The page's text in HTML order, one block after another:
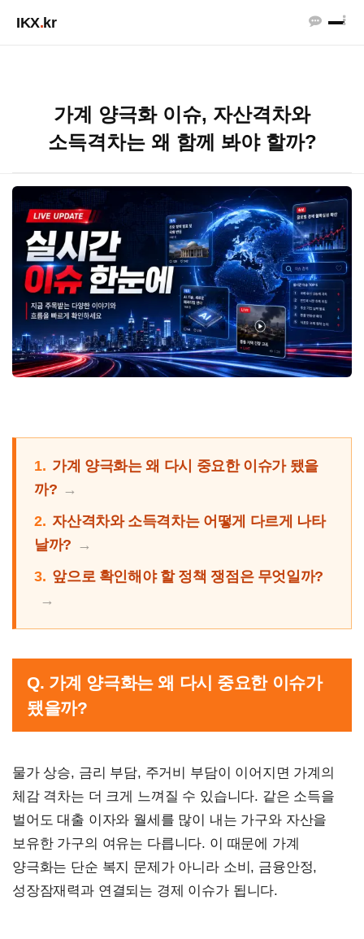
IKX.kr
가계 양극화 이슈, 자산격차와
소득격차는 왜 함께 봐야 할까?
1. 가계 양극화는 왜 다시 중요한 이슈가 됐을
까?
2. 자산격차와 소득격차는 어떻게 다르게 나타
날까?
3. 앞으로 확인해야 할 정책 쟁점은 무엇일까?
Q. 가계 양극화는 왜 다시 중요한 이슈가
됐을까?
물가 상승, 금리 부담, 주거비 부담이 이어지면 가계의
체감 격차는 더 크게 느껴질 수 있습니다. 같은 소득을
벌어도 대출 이자와 월세를 많이 내는 가구와 자산을
보유한 가구의 여유는 다릅니다. 이 때문에 가계
양극화는 단순 복지 문제가 아니라 소비, 금융안정,
성장잠재력과 연결되는 경제 이슈가 됩니다.